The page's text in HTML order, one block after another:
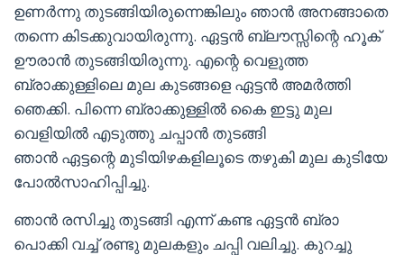
ഉണർന്നു തുടങ്ങിയിരുന്നെങ്കിലും ഞാൻ അനങ്ങാതെ
തന്നെ കിടക്കുവായിരുന്നു. ഏട്ടൻ ബ്ലൗസ്സിന്റെ ഹൂക്
ഊരാൻ തുടങ്ങിയിരുന്നു. എന്റെ വെളുത്ത
ബ്രാക്കുള്ളിലെ മുല കുടങ്ങളെ ഏട്ടൻ അമർത്തി
ഞെക്കി. പിന്നെ ബ്രാക്കുള്ളിൽ കൈ ഇട്ടു മുല
വെളിയിൽ എടുത്തു ചപ്പാൻ തുടങ്ങി
ഞാൻ ഏട്ടന്റെ മുടിയിഴകളിലൂടെ തഴുകി മുല കുടിയേ
പോൽസാഹിപ്പിച്ചു.
ഞാൻ രസിച്ചു തുടങ്ങി എന്ന് കണ്ട ഏട്ടൻ ബ്രാ
പൊക്കി വച്ച് രണ്ടു മുലകളും ചപ്പി വലിച്ചു. കുറച്ചു